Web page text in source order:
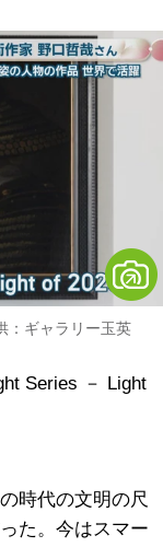
：ギャラリー玉英
Series － Light
時代の文明の尺
た。今はスマー